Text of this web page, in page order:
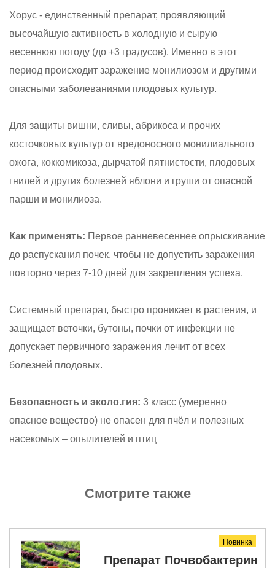
Хорус - единственный препарат, проявляющий
высочайшую активность в холодную и сырую
весеннюю погоду (до +3 градусов). Именно в этот
период происходит заражение монилиозом и другими
опасными заболеваниями плодовых культур.
Для защиты вишни, сливы, абрикоса и прочих
косточковых культур от вредоносного монилиального
ожога, коккомикоза, дырчатой пятнистости, плодовых
гнилей и других болезней яблони и груши от опасной
парши и монилиоза.
Как применять: Первое ранневесеннее опрыскивание
до распускания почек, чтобы не допустить заражения
повторно через 7-10 дней для закрепления успеха.
Системный препарат, быстро проникает в растения, и
защищает веточки, бутоны, почки от инфекции не
допускает первичного заражения лечит от всех
болезней плодовых.
Безопасность и эколо.гия: 3 класс (умеренно
опасное вещество) не опасен для пчёл и полезных
насекомых – опылителей и птиц
Смотрите также
Новинка
Препарат Почвобактерин